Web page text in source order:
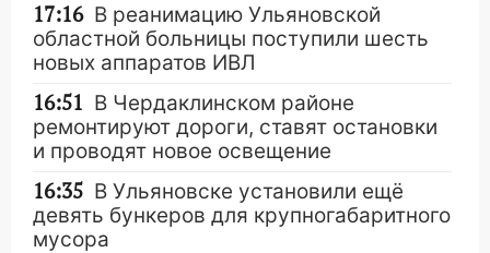
17:16 В реанимацию Ульяновской
областной больницы поступили шесть
новых аппаратов ИВЛ
16:51 В Чердаклинском районе
ремонтируют дороги, ставят остановки
и проводят новое освещение
16:35 В Ульяновске установили ещё
девять бункеров для крупногабаритного
мусора